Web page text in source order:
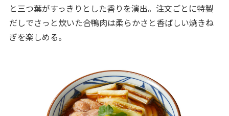
と三つ葉がすっきりとした香りを演出。注文ごとに特製
だしでさっと炊いた合鴨肉は柔らかさと香ばしい焼きね
ぎを楽しめる。